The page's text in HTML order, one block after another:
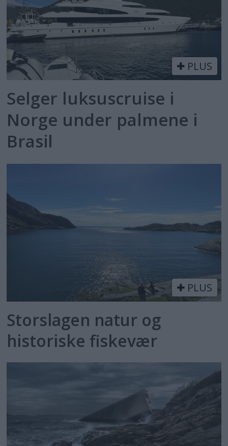
PLUS
Selger luksuscruise i
Norge under palmene i
Brasil
PLUS
Storslagen natur og
historiske fiskevær